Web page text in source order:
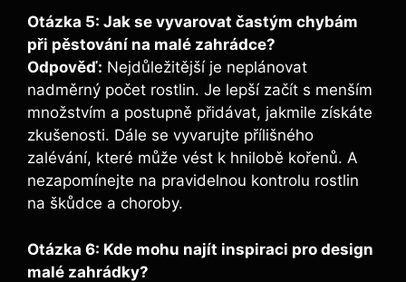
Otázka 5: Jak se vyvarovat častým chybám
při pěstování na malé zahrádce?
Odpověď: Nejdůležitější je neplánovat
nadměrný počet rostlin. Je lepší začít s menším
množstvím a postupně přidávat, jakmile získáte
zkušenosti. Dále se vyvarujte přílišného
zalévání, které může vést k hnilobě kořenů. A
nezapomínejte na pravidelnou kontrolu rostlin
na škůdce a choroby.
Otázka 6: Kde mohu najít inspiraci pro design
malé zahrádky?